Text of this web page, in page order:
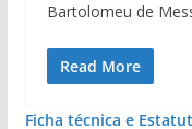
Bartolomeu de
Read More
Ficha técnica e